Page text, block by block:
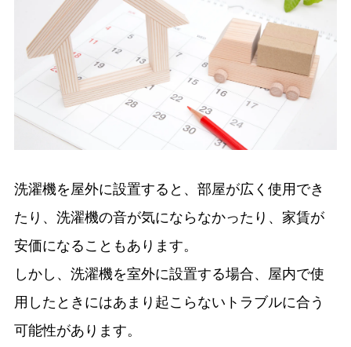
洗濯機を屋外に設置すると、部屋が広く使用でき
たり、洗濯機の音が気にならなかったり、家賃が
安価になることもあります。
しかし、洗濯機を室外に設置する場合、屋内で使
用したときにはあまり起こらないトラブルに合う
可能性があります。